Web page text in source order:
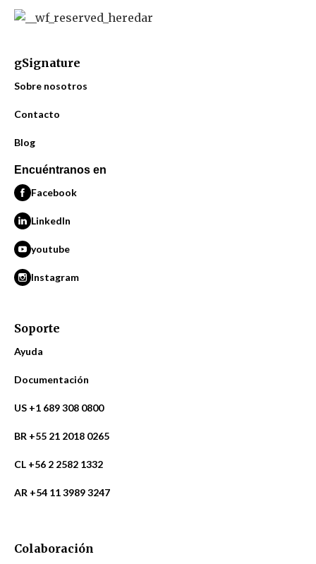
gSignature
Sobre nosotros
Contacto
Blog
Encuéntranos en
Facebook
LinkedIn
youtube
Instagram
Soporte
Ayuda
Documentación
US +1 689 308 0800
BR +55 21 2018 0265
CL +56 2 2582 1332
AR +54 11 3989 3247
Colaboración